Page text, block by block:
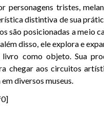
personagens tristes,
distintiva de sua
são posicionadas a meio
disso, ele explora e
como objeto. Sua
chegar aos circuitos
diversos museus.